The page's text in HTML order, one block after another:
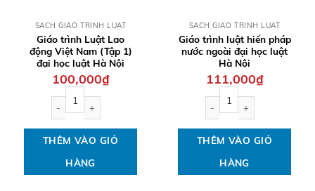
QUICK VIEW
SÁCH GIÁO TRÌNH LUẬT
Giáo trình Luật Lao
động Việt Nam (Tập 1)
đại học luật Hà Nội
100,000₫
THÊM VÀO GIỎ
HÀNG
QUICK VIEW
SÁCH GIÁO TRÌNH LUẬT
Giáo trình luật hiến pháp
nước ngoài đại học luật
Hà Nội
111,000₫
THÊM VÀO GIỎ
HÀNG